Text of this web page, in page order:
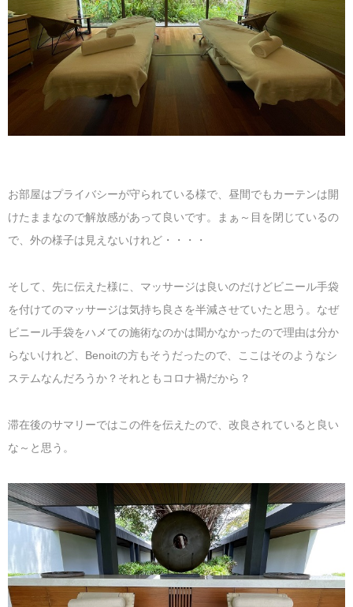
お部屋はプライバシーが守られている様で、昼間でもカーテンは開
けたままなので解放感があって良いです。まぁ～目を閉じているの
で、外の様子は見えないけれど・・・・
そして、先に伝えた様に、マッサージは良いのだけどビニール手袋
を付けてのマッサージは気持ち良さを半減させていたと思う。なぜ
ビニール手袋をハメての施術なのかは聞かなかったので理由は分か
らないけれど、Benoitの方もそうだったので、ここはそのようなシ
ステムなんだろうか？それともコロナ禍だから？
滞在後のサマリーではこの件を伝えたので、改良されていると良い
な～と思う。